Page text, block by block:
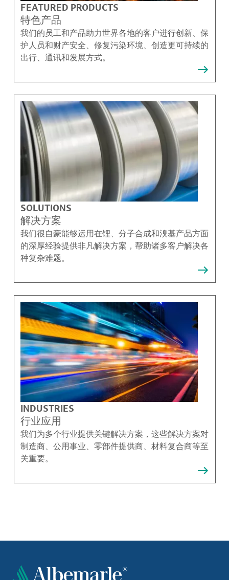
FEATURED PRODUCTS
特色产品
我们的员工和产品助力世界各地的客户进行创新、保
护人员和财产安全、修复污染环境、创造更可持续的
出行、通讯和发展方式。
SOLUTIONS
解决方案
我们很自豪能够运用在锂、分子合成和溴基产品方面
的深厚经验提供非凡解决方案，帮助诸多客户解决各
种复杂难题。
INDUSTRIES
行业应用
我们为多个行业提供关键解决方案，这些解决方案对
制造商、公用事业、零部件提供商、材料复合商等至
关重要。